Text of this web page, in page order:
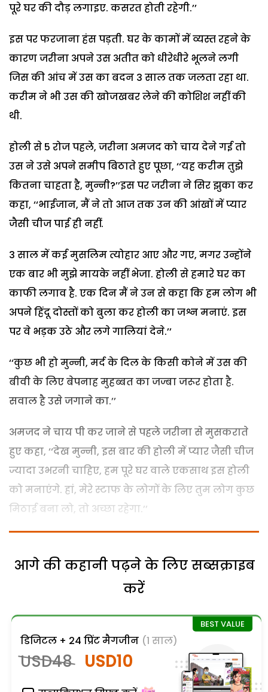
पूरे घर की दौड़ लगाइए. कसरत होती रहेगी.’’
इस पर फरजाना हंस पड़ती. घर के कामों में व्यस्त रहने के
कारण जरीना अपने उस अतीत को धीरेधीरे भूलने लगी
जिस की आंच में उस का बदन 3 साल तक जलता रहा था.
करीम ने भी उस की खोजखबर लेने की कोशिश नहीं की
थी.
होली से 5 रोज पहले, जरीना अमजद को चाय देने गई तो
उस ने उसे अपने समीप बिठाते हुए पूछा, ‘‘यह करीम तुझे
कितना चाहता है, मुन्नी?’’इस पर जरीना ने सिर झुका कर
कहा, ‘‘भाईजान, मैं ने तो आज तक उन की आंखों में प्यार
जैसी चीज पाई ही नहीं.
3 साल में कई मुसलिम त्योहार आए और गए, मगर उन्होंने
एक बार भी मुझे मायके नहीं भेजा. होली से हमारे घर का
काफी लगाव है. एक दिन मैं ने उन से कहा कि हम लोग भी
अपने हिंदू दोस्तों को बुला कर होली का जश्न मनाएं. इस
पर वे भड़क उठे और लगे गालियां देने.’’
‘‘कुछ भी हो मुन्नी, मर्द के दिल के किसी कोने में उस की
बीवी के लिए बेपनाह मुहब्बत का जज्बा जरूर होता है.
सवाल है उसे जगाने का.’’
अमजद ने चाय पी कर जाने से पहले जरीना से मुसकराते
हुए कहा, ‘‘देख मुन्नी, इस बार की होली में प्यार जैसी चीज
ज्यादा उभरनी चाहिए, हम पूरे घर वाले एकसाथ इस होली
को मनाएंगे. हां, मेरे स्टाफ के लोगों के लिए तुम लोग कुछ
मिठाई बना लो, तो अच्छा रहेगा.’’
आगे की कहानी पढ़ने के लिए सब्सक्राइब
करें
डिजिटल + 24 प्रिंट मैगजीन (1 साल)
USD48 USD10